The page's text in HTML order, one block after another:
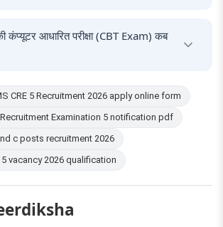
उम्मीदवारों के लिए आवेदन शुल्क ₹3000 है, जबकि
के लिए यह ₹2400 है। दिव्यांग (PwBD)
पूरी तरह निशुल्क है।
कंप्यूटर आधारित परीक्षा (CBT Exam) कब
अनुसार, यह परीक्षा 25 जुलाई से 27 जुलाई 2026
CRE 5 Recruitment 2026 apply online form
Examination 5 notification pdf
c posts recruitment 2026
5 vacancy 2026 qualification